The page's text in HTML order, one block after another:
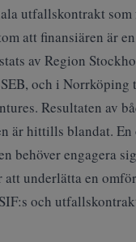
utfallskontrakt
att finansiären är
av Region
och i Norrköping
Resultaten av
är hittills blandat. En
behöver engagera
underlätta en
och